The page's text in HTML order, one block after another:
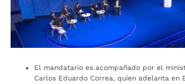
El mandatario es acompañado por el
Carlos Eduardo Correa, quien adelanta en